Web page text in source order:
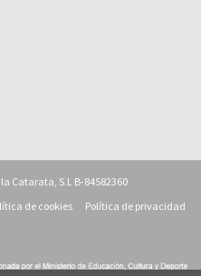
Catarata, S.L B-84582360
de cookies Política de privacidad